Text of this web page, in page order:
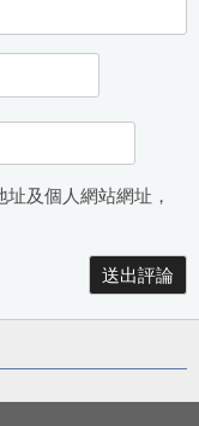
及個人網站網址，